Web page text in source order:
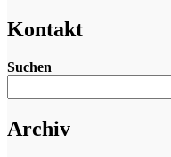
Kontakt
Suchen
Archiv